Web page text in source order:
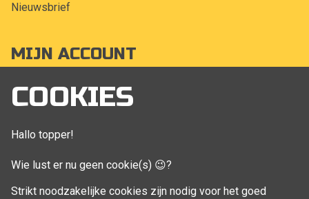
COOKIES
Hallo topper!
Wie lust er nu geen cookie(s) 😉?
Strikt noodzakelijke cookies zijn nodig voor het goed
Nieuwsbrief
MIJN ACCOUNT
Mijn account
Bestellingen
Aankoop beheren